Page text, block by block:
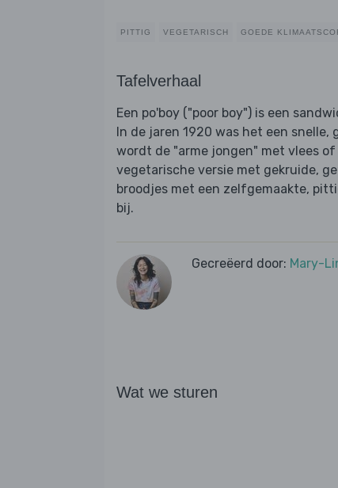
PITTIG VEGETARISCH GOEDE
Tafelverhaal
Een po'boy ("poor boy") is een
In de jaren 1920 was het een snelle,
wordt de "arme jongen" met vlees
vegetarische versie met gekruide,
broodjes met een zelfgemaakte,
bij.
Gecreëerd door: Mary-
Wat we sturen